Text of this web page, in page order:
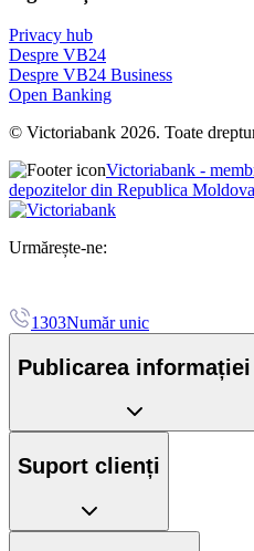
Privacy hub
Despre VB24
Despre VB24 Business
Open Banking
© Victoriabank 2026. Toate
Victoriabank -
depozitelor din Republica Moldova
Urmărește-ne:
1303Număr unic
Publicarea informației
Suport clienți